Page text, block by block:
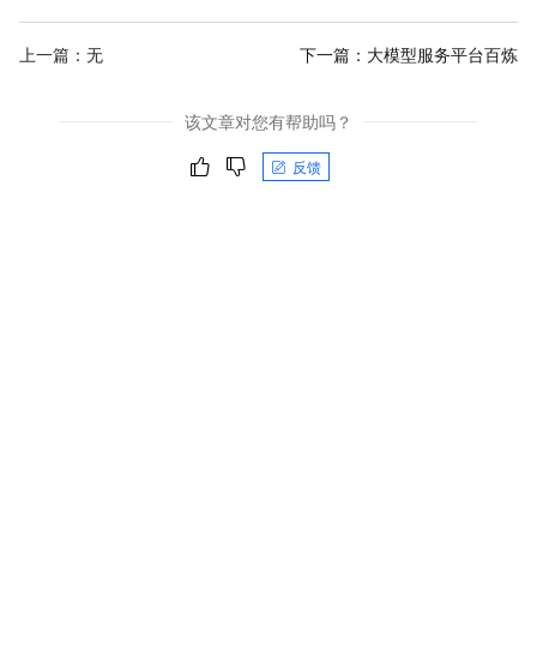
上一篇：无 下一篇： 大模型服务平台百炼
该文章对您有帮助吗？
反馈